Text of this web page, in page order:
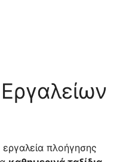
πλοήγησης